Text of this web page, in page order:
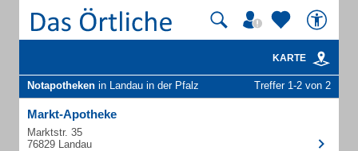
KARTE
Notapotheken in Landau in der Pfalz Treffer 1-2 von 2
Markt-Apotheke
Marktstr. 35
76829 Landau